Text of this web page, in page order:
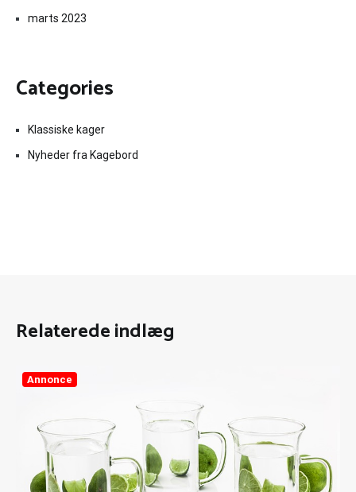
marts 2023
Categories
Klassiske kager
Nyheder fra Kagebord
Relaterede indlæg
Annonce